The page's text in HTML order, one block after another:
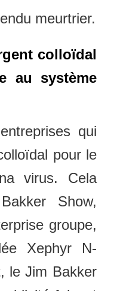
meurtrier.
colloïdal
au système
qui
pour le
virus. Cela
Show,
groupe,
Xephyr N-
le Jim Bakker